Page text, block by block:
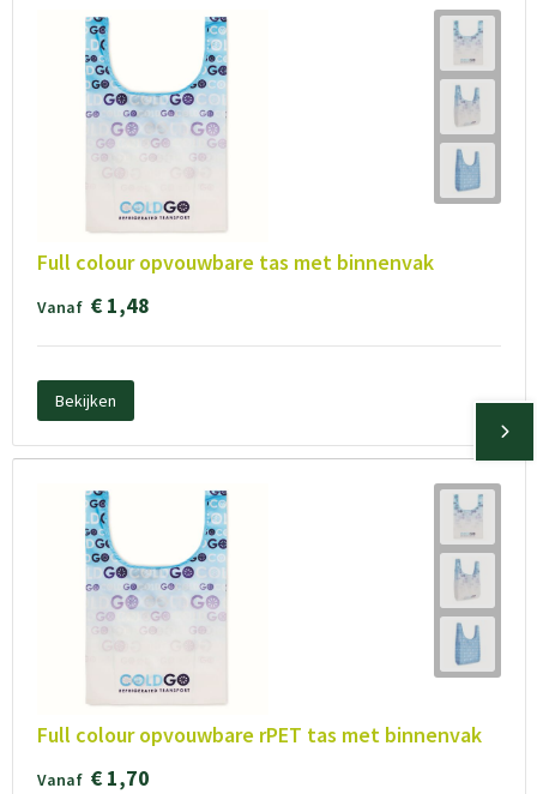
Full colour opvouwbare tas met binnenvak
Vanaf € 1,48
Bekijken
Full colour opvouwbare rPET tas met binnenvak
Vanaf € 1,70